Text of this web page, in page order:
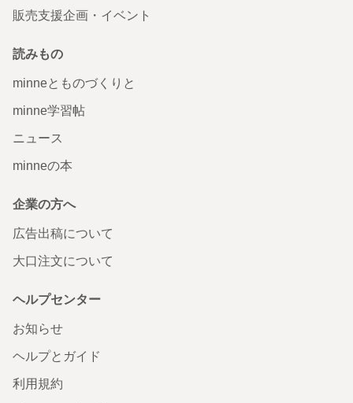
販売支援企画・イベント
読みもの
minneとものづくりと
minne学習帖
ニュース
minneの本
企業の方へ
広告出稿について
大口注文について
ヘルプセンター
お知らせ
ヘルプとガイド
利用規約